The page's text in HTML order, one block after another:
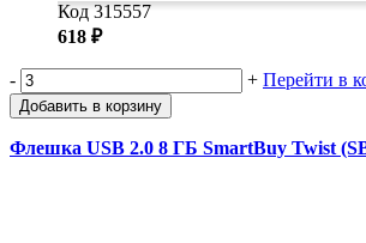
Код 315557
618 ₽
- + Перейти в
Добавить в корзину
Флешка USB 2.0 8 ГБ SmartBuy Twist